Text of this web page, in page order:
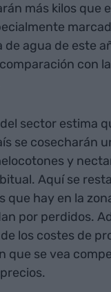
más kilos que
de agua de este
con
sector estima
se cosecharán
y
Aquí se
que hay en la
por perdidos.
los costes de
que se vea